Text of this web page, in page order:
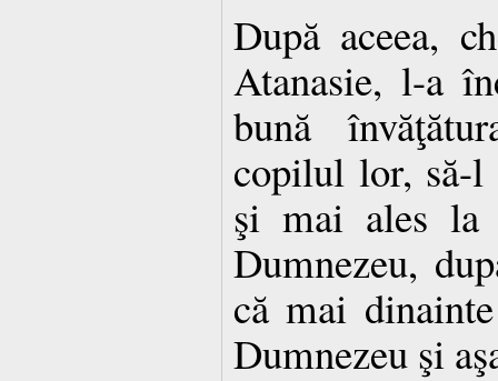
După aceea,
Atanasie, l-a
bună
copilul lor, să-l
şi mai ales la
Dumnezeu,
că mai
Dumnezeu şi